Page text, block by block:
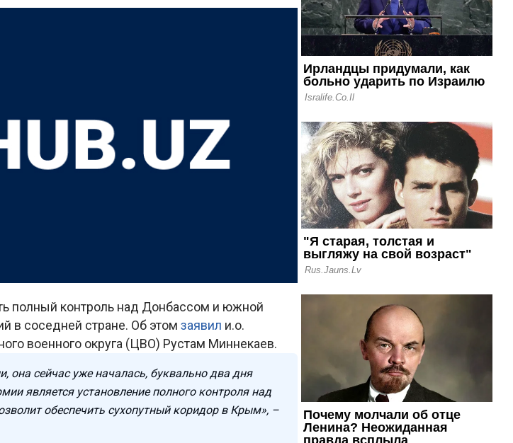
полный контроль над Донбассом и южной
в соседней стране. Об этом заявил и.о.
военного округа (ЦВО) Рустам Миннекаев.
она сейчас уже началась, буквально два дня
является установление полного контроля над
обеспечить сухопутный коридор в Крым», –